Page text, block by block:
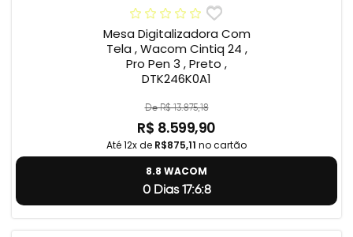
Mesa Digitalizadora Com
Tela , Wacom Cintiq 24 ,
Pro Pen 3 , Preto ,
DTK246K0A1
De R$ 13.875,18
R$ 8.599,90
Até 12x de R$875,11 no cartão
8.8 WACOM
0 Dias 17:6:7